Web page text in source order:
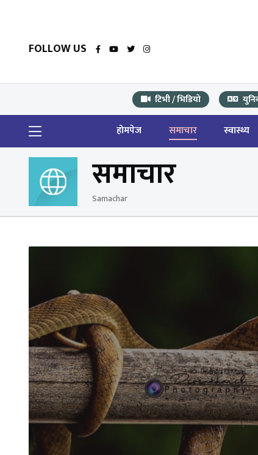
FOLLOW US
टिभी / भिडियो
होमपेज समाचार स्वास्थ्य
समाचार
Samachar